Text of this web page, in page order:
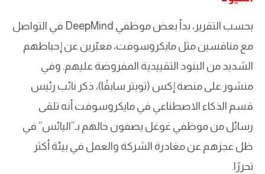
بحسب التقرير، بدأ بعض موظفي DeepMind في التواصل
مع منافسين مثل مايكروسوفت، معبّرين عن إحباطهم
الشديد من البنود التقييدية المفروضة عليهم. وفي
منشور على منصة إكس (تويتر سابقًا)، ذكر نائب رئيس
قسم الذكاء الاصطناعي في مايكروسوفت أنه تلقى
رسائل من موظفي غوغل يصفون حالهم بـ”اليائس” في
ظل عجزهم عن مغادرة الشركة والعمل في بيئة أكثر
تحررًا.